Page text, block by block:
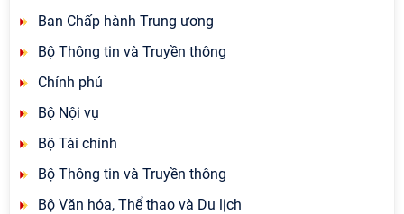
Ban Chấp hành Trung ương
Bộ Thông tin và Truyền thông
Chính phủ
Bộ Nội vụ
Bộ Tài chính
Bộ Thông tin và Truyền thông
Bộ Văn hóa, Thể thao và Du lịch